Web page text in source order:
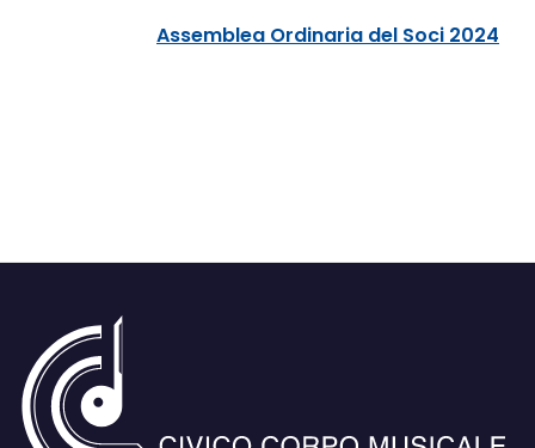
Assemblea Ordinaria del Soci 2024